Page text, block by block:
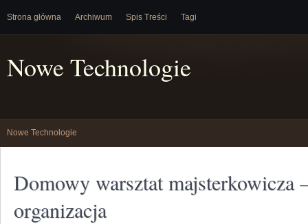
Strona główna Archiwum Spis Treści Tagi
Nowe Technologie
Nowe Technologie
Domowy warsztat majsterkowicza
organizacja